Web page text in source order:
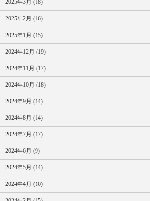
2025年3月 (18)
2025年2月 (16)
2025年1月 (15)
2024年12月 (19)
2024年11月 (17)
2024年10月 (18)
2024年9月 (14)
2024年8月 (14)
2024年7月 (17)
2024年6月 (9)
2024年5月 (14)
2024年4月 (16)